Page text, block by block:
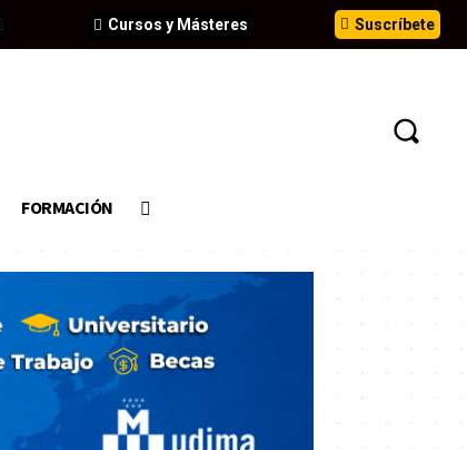
Suscríbete
Cursos y Másteres
FORMACIÓN